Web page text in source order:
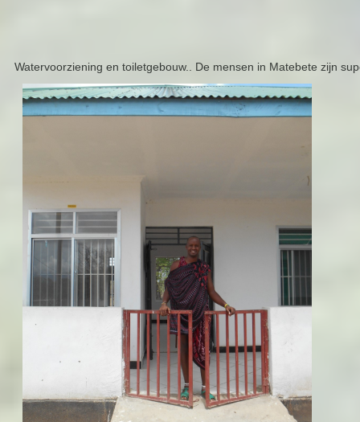
Watervoorziening en toiletgebouw.. De mensen in Matebete zijn